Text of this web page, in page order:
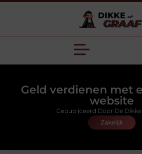
Geld verdienen met
website
Zakelijk
Gepubliceerd Door De